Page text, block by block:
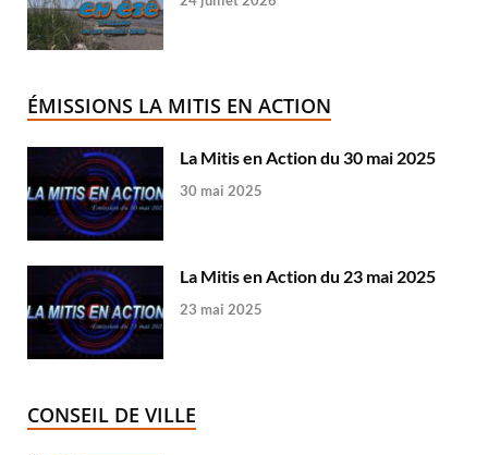
ÉMISSIONS LA MITIS EN ACTION
La Mitis en Action du 30 mai 2025
30 mai 2025
La Mitis en Action du 23 mai 2025
23 mai 2025
CONSEIL DE VILLE